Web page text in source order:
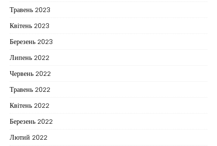
Травень 2023
Квітень 2023
Березень 2023
Липень 2022
Червень 2022
Травень 2022
Квітень 2022
Березень 2022
Лютий 2022